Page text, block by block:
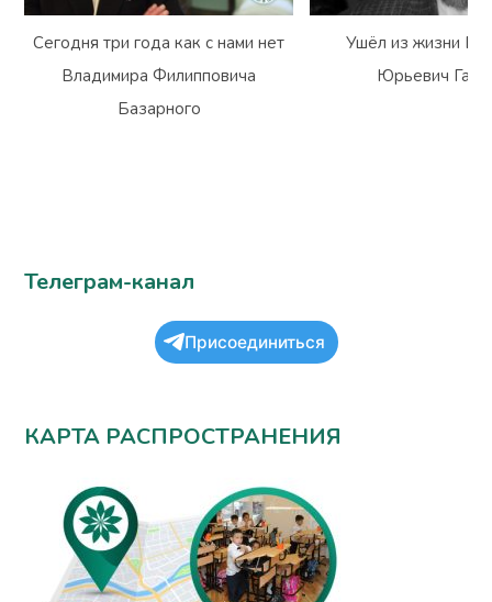
Сегодня три года как с нами нет
Владимира Филипповича
Базарного
Ушёл из жизни
Юрьевич
Телеграм-канал
Присоединиться
КАРТА РАСПРОСТРАНЕНИЯ